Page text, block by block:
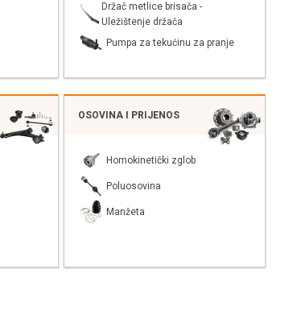
Držač metlice brisača -
Uležištenje držača
Pumpa za tekućinu za pranje
OSOVINA I PRIJENOS
Homokinetički zglob
Poluosovina
Manžeta